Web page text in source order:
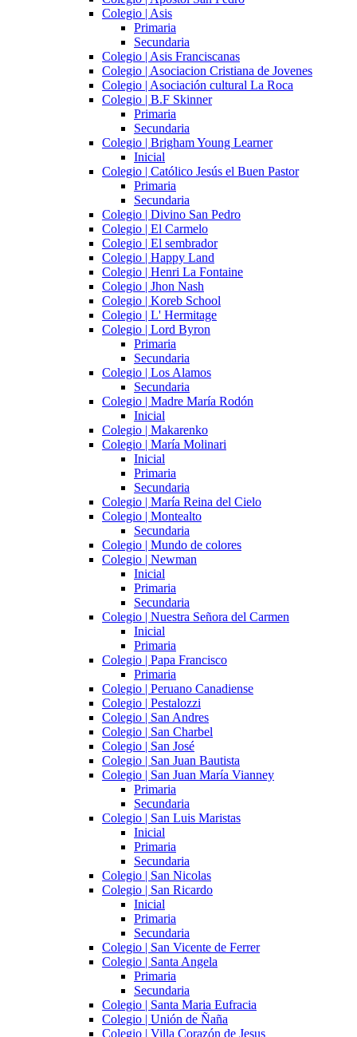
Colegio | Asis
Primaria
Secundaria
Colegio | Asis Franciscanas
Colegio | Asociacion Cristiana de Jovenes
Colegio | Asociación cultural La Roca
Colegio | B.F Skinner
Primaria
Secundaria
Colegio | Brigham Young Learner
Inicial
Colegio | Católico Jesús el Buen Pastor
Primaria
Secundaria
Colegio | Divino San Pedro
Colegio | El Carmelo
Colegio | El sembrador
Colegio | Happy Land
Colegio | Henri La Fontaine
Colegio | Jhon Nash
Colegio | Koreb School
Colegio | L' Hermitage
Colegio | Lord Byron
Primaria
Secundaria
Colegio | Los Alamos
Secundaria
Colegio | Madre María Rodón
Inicial
Colegio | Makarenko
Colegio | María Molinari
Inicial
Primaria
Secundaria
Colegio | María Reina del Cielo
Colegio | Montealto
Secundaria
Colegio | Mundo de colores
Colegio | Newman
Inicial
Primaria
Secundaria
Colegio | Nuestra Señora del Carmen
Inicial
Primaria
Colegio | Papa Francisco
Primaria
Colegio | Peruano Canadiense
Colegio | Pestalozzi
Colegio | San Andres
Colegio | San Charbel
Colegio | San José
Colegio | San Juan Bautista
Colegio | San Juan María Vianney
Primaria
Secundaria
Colegio | San Luis Maristas
Inicial
Primaria
Secundaria
Colegio | San Nicolas
Colegio | San Ricardo
Inicial
Primaria
Secundaria
Colegio | San Vicente de Ferrer
Colegio | Santa Angela
Primaria
Secundaria
Colegio | Santa Maria Eufracia
Colegio | Unión de Ñaña
Colegio | Villa Corazón de Jesus